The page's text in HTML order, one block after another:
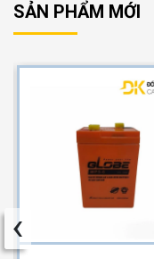
SẢN PHẨM MỚI
‹